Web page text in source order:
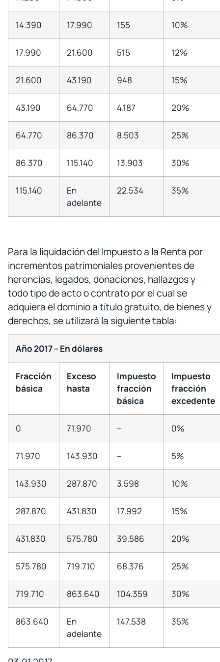
14.390 17.990 155 10%
17.990 21.600 515 12%
21.600 43.190 948 15%
43.190 64.770 4.187 20%
64.770 86.370 8.503 25%
86.370 115.140 13.903 30%
115.140
En
adelante
22.534 35%
Para la liquidación del Impuesto a la Renta por
incrementos patrimoniales provenientes de
herencias, legados, donaciones, hallazgos y
todo tipo de acto o contrato por el cual se
adquiera el dominio a título gratuito, de bienes y
derechos, se utilizará la siguiente tabla:
Año 2017 – En dólares
Fracción
básica
Exceso
hasta
Impuesto
fracción
básica
Impuesto
fracción
excedente
0 71.970 – 0%
71.970 143.930 – 5%
143.930 287.870 3.598 10%
287.870 431.830 17.992 15%
431.830 575.780 39.586 20%
575.780 719.710 68.376 25%
719.710 863.640 104.359 30%
863.640
En
adelante
147.538 35%